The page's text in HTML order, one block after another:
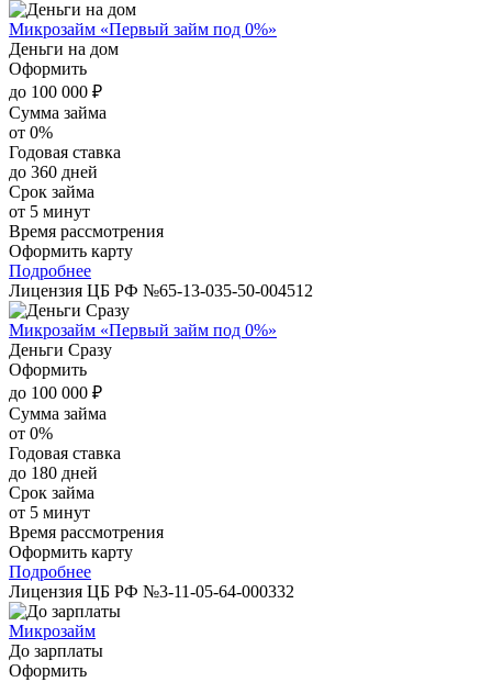
Микрозайм «Первый займ под 0%»
Деньги на дом
Оформить
до 100 000 ₽
Сумма займа
от 0%
Годовая ставка
до 360 дней
Срок займа
от 5 минут
Время рассмотрения
Оформить карту
Подробнее
Лицензия ЦБ РФ №65-13-035-50-004512
Микрозайм «Первый займ под 0%»
Деньги Сразу
Оформить
до 100 000 ₽
Сумма займа
от 0%
Годовая ставка
до 180 дней
Срок займа
от 5 минут
Время рассмотрения
Оформить карту
Подробнее
Лицензия ЦБ РФ №3-11-05-64-000332
Микрозайм
До зарплаты
Оформить